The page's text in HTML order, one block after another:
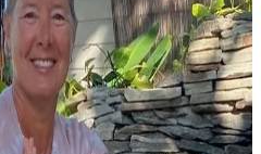
con Sophia Suzie, pensato per
alla quiete e al
ad allontanarsi dalle abitudini